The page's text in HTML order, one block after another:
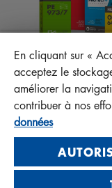
MANN+HUMMEL
Sp. z o. o. Sp. k.
ul. Wrocławska
Privacy Statement
Imprint
En cliquant sur «
acceptez le
améliorer la
contribuer à nos
données